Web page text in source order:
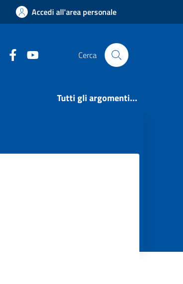
Accedi all'area personale
FacebookYoutube Cerca
Tutti gli argomenti...